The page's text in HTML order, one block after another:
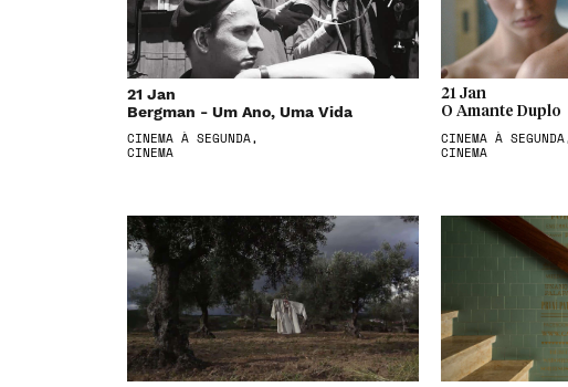
21 Jan
Bergman - Um Ano, Uma Vida
CINEMA À SEGUNDA,
CINEMA
21 Jan
O Amante Duplo
CINEMA À
CINEMA